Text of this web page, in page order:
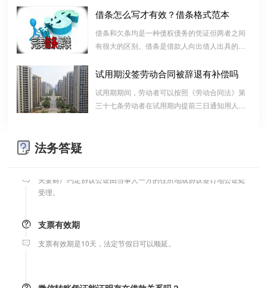
借条怎么写才有效？借条格式范本
借条和欠条均是一种债权债务的凭证但两者之间
有很大的区别。借条是借款人向出借人出具的借
系，而欠条是双方基于以前的经济往来而进行结
往来的结算，仅是代表一种纯粹的债权债务关系
并不代表借款合同关系。因此借款时宜写“借
试用期没签劳动合同被辞退有补偿吗
试用期期间，劳动者可以按照《劳动合同法》第
三十七条劳动者在试用期内提前三日通知用人单
法务答疑
微信转账凭证能证明存在借款关系吗？
出借人只提供微信转账凭证，只能证明双方的借贷关系生效，但是
婚前协议
婚前协议的主要目的是对双方各自的财产和债务范围以及权利归属
婚内财产公证在哪边公证处申请
受理。
支票有效期
支票有效期是10天，法定节假日可以顺延。
微信转账凭证能证明存在借款关系吗？